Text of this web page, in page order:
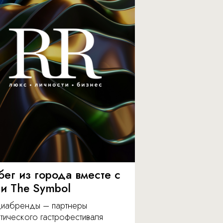
из города вместе с
The Symbol
– партнеры
гастрофестиваля